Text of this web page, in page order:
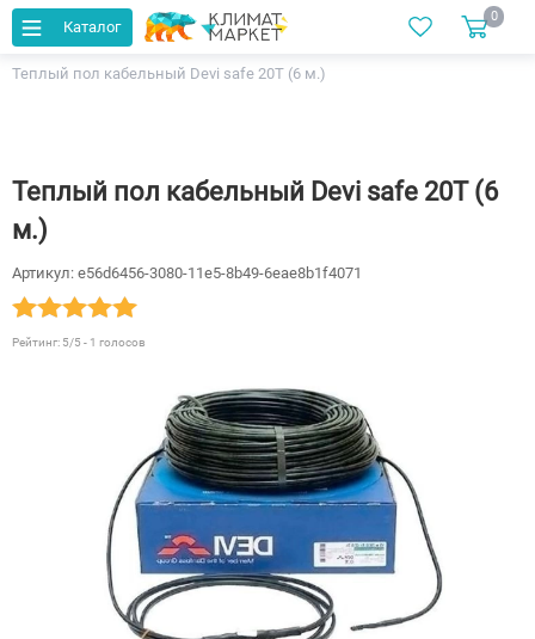
Каталог
0
Главная Каталог Теплый пол
Теплый пол кабельный Devi safe 20T (6 м.)
Теплый пол кабельный Devi safe 20T (6
м.)
Артикул: e56d6456-3080-11e5-8b49-6eae8b1f4071
Рейтинг: 5/5 - 1 голосов